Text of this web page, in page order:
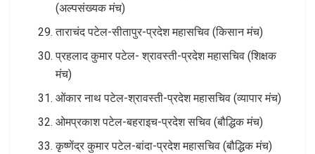
(अल्पसंख्यक मंच)
ताराचंद पटेल-सीतापुर-प्रदेश महासचिव (किसान मंच)
प्रहलाद कुमार पटेल- श्रावस्ती-प्रदेश महासचिव (शिक्षक
मंच)
ओंकार नाथ पटेल-श्रावस्ती-प्रदेश महासचिव (व्यापार मंच)
ओमप्रकाश पटेल-बहराइच-प्रदेश सचिव (बौद्धिक मंच)
कृष्णेंद्र कुमार पटेल-बांदा-प्रदेश महासचिव (बौद्धिक मंच)